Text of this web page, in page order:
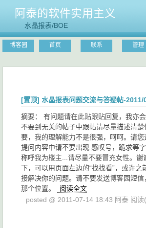
阿泰的软件实用主义
水晶报表/BOE
博客园 首页 联系 管理
[置顶] 水晶报表问题交流与答疑帖-
摘要： 有问题请在此贴跟贴回复，我亦
不要到无关的帖子中跟帖请尽量描述清楚
要，我的理解能力不是很强，呵呵。请您
提问内容中请不要出现 感叹号，跪求等
称呼我为楼主...请尽量不要冒充女性。谢
下，可以用页面左边的“找找看”，或许之
接解决你的问题。请不要发送博客园短信
那个位置。
阅读全文
posted @ 2011-07-14 18:43 阿泰 阅读